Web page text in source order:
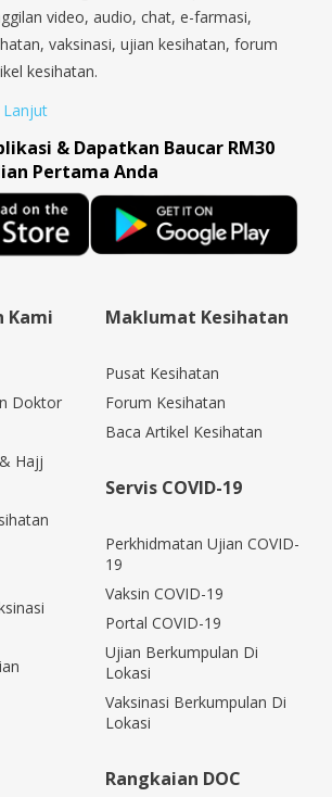
video, audio, chat, e-farmasi,
vaksinasi, ujian kesihatan, forum
kesihatan.
Lanjut
& Dapatkan Baucar RM30
Pertama Anda
Kami
Doktor
Hajj
Maklumat Kesihatan
Pusat Kesihatan
Forum Kesihatan
Baca Artikel Kesihatan
Servis COVID-19
Perkhidmatan Ujian COVID-
19
Vaksin COVID-19
Portal COVID-19
Ujian Berkumpulan Di
Lokasi
Vaksinasi Berkumpulan Di
Lokasi
Rangkaian DOC